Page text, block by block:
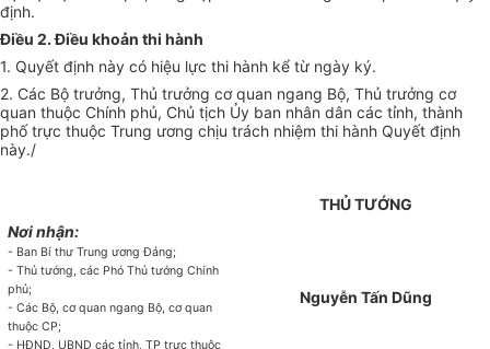
định.
Điều 2. Điều khoản thi hành
1. Quyết định này có hiệu lực thi hành kể từ ngày ký.
2. Các Bộ trưởng, Thủ trưởng cơ quan ngang Bộ, Thủ trưởng cơ
quan thuộc Chính phủ, Chủ tịch Ủy ban nhân dân các tỉnh, thành
phố trực thuộc Trung ương chịu trách nhiệm thi hành Quyết định
này./
Nơi nhận:
- Ban Bí thư Trung ương Đảng;
- Thủ tướng, các Phó Thủ tướng Chính
phủ;
- Các Bộ, cơ quan ngang Bộ, cơ quan
thuộc CP;
- HĐND, UBND các tỉnh, TP trực thuộc
THỦ TƯỚNG
Nguyễn Tấn Dũng